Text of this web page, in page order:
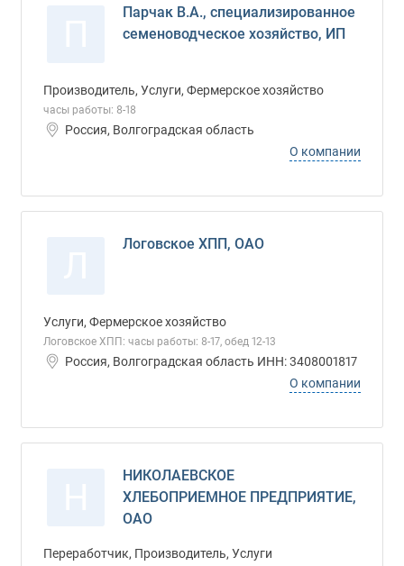
Парчак В.А., специализированное
семеноводческое хозяйство, ИП
Производитель, Услуги, Фермерское хозяйство
часы работы: 8-18
Россия, Волгоградская область
О компании
Логовское ХПП, ОАО
Услуги, Фермерское хозяйство
Логовское ХПП: часы работы: 8-17, обед 12-13
Россия, Волгоградская область ИНН: 3408001817
О компании
НИКОЛАЕВСКОЕ
ХЛЕБОПРИЕМНОЕ ПРЕДПРИЯТИЕ,
ОАО
Переработчик, Производитель, Услуги